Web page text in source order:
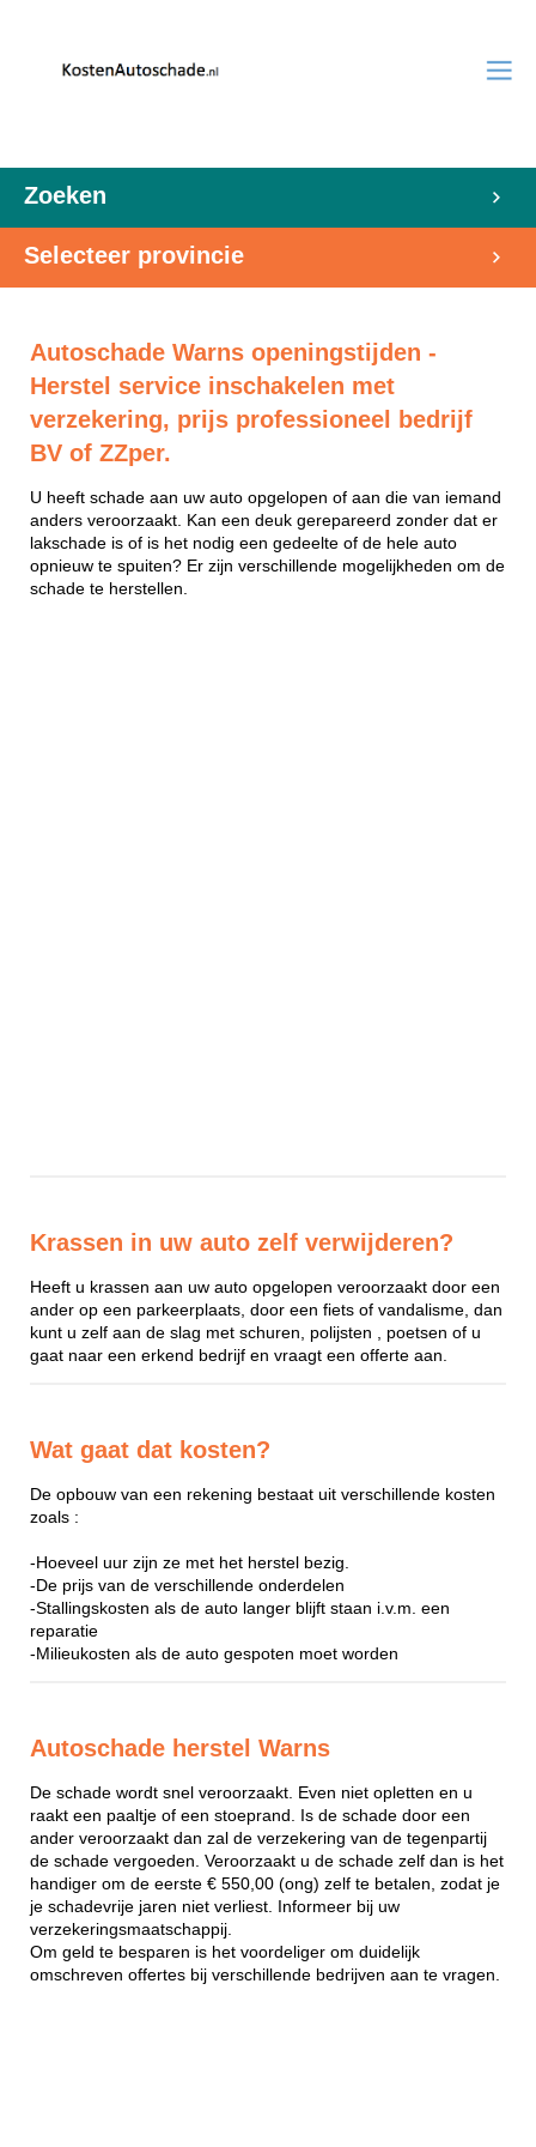
Zoeken
Selecteer provincie
Autoschade Warns openingstijden -
Herstel service inschakelen met
verzekering, prijs professioneel bedrijf
BV of ZZper.
U heeft schade aan uw auto opgelopen of aan die van iemand
anders veroorzaakt. Kan een deuk gerepareerd zonder dat er
lakschade is of is het nodig een gedeelte of de hele auto
opnieuw te spuiten? Er zijn verschillende mogelijkheden om de
schade te herstellen.
Krassen in uw auto zelf verwijderen?
Heeft u krassen aan uw auto opgelopen veroorzaakt door een
ander op een parkeerplaats, door een fiets of vandalisme, dan
kunt u zelf aan de slag met schuren, polijsten , poetsen of u
gaat naar een erkend bedrijf en vraagt een offerte aan.
Wat gaat dat kosten?
De opbouw van een rekening bestaat uit verschillende kosten
zoals :
-Hoeveel uur zijn ze met het herstel bezig.
-De prijs van de verschillende onderdelen
-Stallingskosten als de auto langer blijft staan i.v.m. een
reparatie
-Milieukosten als de auto gespoten moet worden
Autoschade herstel Warns
De schade wordt snel veroorzaakt. Even niet opletten en u
raakt een paaltje of een stoeprand. Is de schade door een
ander veroorzaakt dan zal de verzekering van de tegenpartij
de schade vergoeden. Veroorzaakt u de schade zelf dan is het
handiger om de eerste € 550,00 (ong) zelf te betalen, zodat je
je schadevrije jaren niet verliest. Informeer bij uw
verzekeringsmaatschappij.
Om geld te besparen is het voordeliger om duidelijk
omschreven offertes bij verschillende bedrijven aan te vragen.